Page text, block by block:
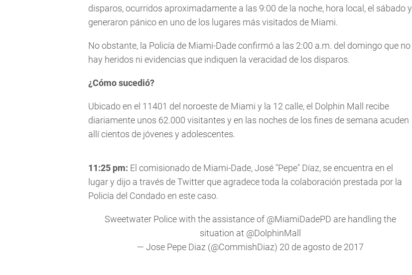
disparos, ocurridos aproximadamente a las 9:00 de la noche, hora local, el sábado y
generaron pánico en uno de los lugares más visitados de Miami.
No obstante, la Policía de Miami-Dade confirmó a las 2:00 a.m. del domingo que no
hay heridos ni evidencias que indiquen la veracidad de los disparos.
¿Cómo sucedió?
Ubicado en el 11401 del noroeste de Miami y la 12 calle, el Dolphin Mall recibe
diariamente unos 62.000 visitantes y en las noches de los fines de semana acuden
allí cientos de jóvenes y adolescentes.
11:25 pm: El comisionado de Miami-Dade, José "Pepe" Díaz, se encuentra en el
lugar y dijo a través de Twitter que agradece toda la colaboración prestada por la
Policía del Condado en este caso.
Sweetwater Police with the assistance of @MiamiDadePD are handling the
situation at @DolphinMall
— Jose Pepe Diaz (@CommishDiaz) 20 de agosto de 2017